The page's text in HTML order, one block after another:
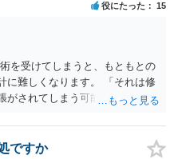
役にたった 15
を受けてしまうと、もともとの
に難しくなります。 「それは修
がされてしまう可能性があるか
術を受けるまえに弁護士に相談
たします。
ですか